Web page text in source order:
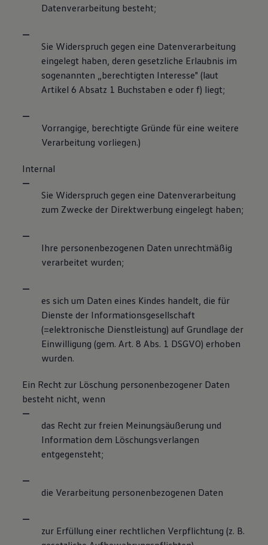
Datenverarbeitung besteht;
Sie Widerspruch gegen eine Datenverarbeitung
eingelegt haben, deren gesetzliche Erlaubnis im
sogenannten „berechtigten Interesse" (laut
Artikel 6 Absatz 1 Buchstaben e oder f) liegt;
Vorrangige, berechtigte Gründe für eine weitere
Verarbeitung vorliegen.)
Internal
Sie Widerspruch gegen eine Datenverarbeitung
zum Zwecke der Direktwerbung eingelegt haben;
Ihre personenbezogenen Daten unrechtmäßig
verarbeitet wurden;
es sich um Daten eines Kindes handelt, die für
Dienste der Informationsgesellschaft
(=elektronische Dienstleistung) auf Grundlage der
Einwilligung (gem. Art. 8 Abs. 1 DSGVO) erhoben
wurden.
Ein Recht zur Löschung personenbezogener Daten
besteht nicht, wenn
das Recht zur freien Meinungsäußerung und
Information dem Löschungsverlangen
entgegensteht;
die Verarbeitung personenbezogenen Daten
zur Erfüllung einer rechtlichen Verpflichtung (z. B.